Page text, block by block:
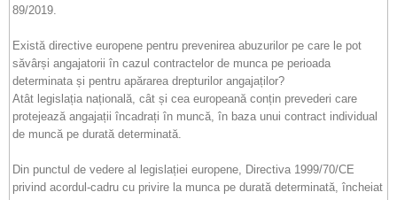
89/2019.
Există directive europene pentru prevenirea abuzurilor pe care le pot
săvârși angajatorii în cazul contractelor de munca pe perioada
determinata și pentru apărarea drepturilor angajaților?
Atât legislația națională, cât și cea europeană conțin prevederi care
protejează angajații încadrați în muncă, în baza unui contract individual
de muncă pe durată determinată.
Din punctul de vedere al legislației europene, Directiva 1999/70/CE
privind acordul-cadru cu privire la munca pe durată determinată, încheiat